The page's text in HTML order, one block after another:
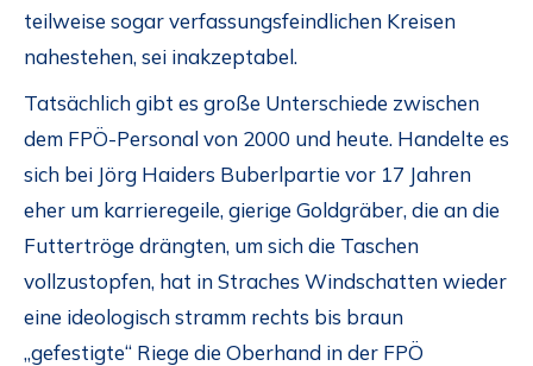
teilweise sogar verfassungsfeindlichen Kreisen
nahestehen, sei inakzeptabel.
Tatsächlich gibt es große Unterschiede zwischen
dem FPÖ-Personal von 2000 und heute. Handelte es
sich bei Jörg Haiders Buberlpartie vor 17 Jahren
eher um karrieregeile, gierige Goldgräber, die an die
Futtertröge drängten, um sich die Taschen
vollzustopfen, hat in Straches Windschatten wieder
eine ideologisch stramm rechts bis braun
„gefestigte“ Riege die Oberhand in der FPÖ